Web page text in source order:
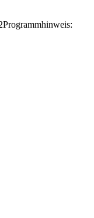
Programmhinweis: